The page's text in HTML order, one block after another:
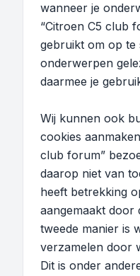
wanneer je
“Citroen C5 club
gebruikt om op te
onderwerpen
daarmee je
Wij kunnen ook
cookies
club forum”
daarop niet van
heeft betrekking
aangemaakt door
tweede manier is
verzamelen door
Dit is onder